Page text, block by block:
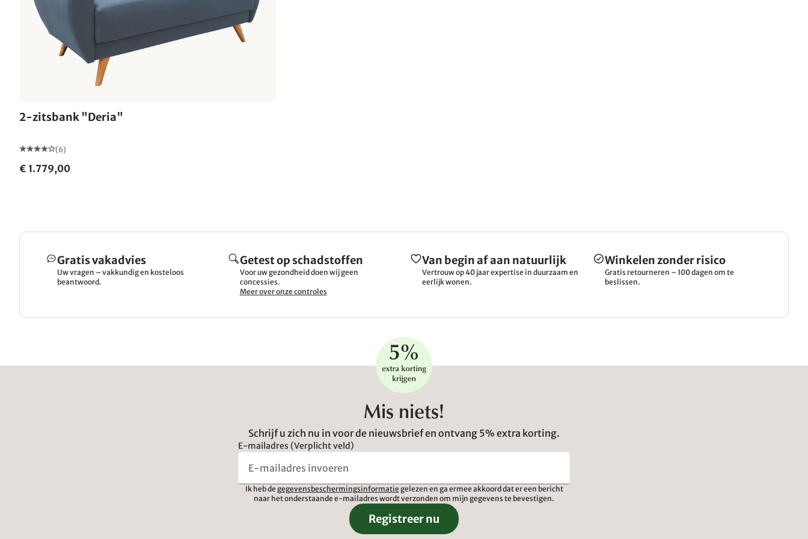
2-zitsbank "Deria"
(6)
€ 1.779,00
Gratis vakadvies
Uw vragen – vakkundig en kosteloos
beantwoord.
Getest op schadstoffen
Voor uw gezondheid doen wij geen
concessies.
Meer over onze controles
Van begin af aan natuurlijk
Vertrouw op 40 jaar expertise in duurzaam en
eerlijk wonen.
Winkelen zonder risico
Gratis retourneren – 100 dagen om te
beslissen.
Mis niets!
Schrijf u zich nu in voor de nieuwsbrief en ontvang 5% extra korting.
E-mailadres (Verplicht veld)
Ik heb de gegevensbeschermingsinformatie gelezen en ga ermee akkoord dat er een bericht
naar het onderstaande e-mailadres wordt verzonden om mijn gegevens te bevestigen.
Registreer nu